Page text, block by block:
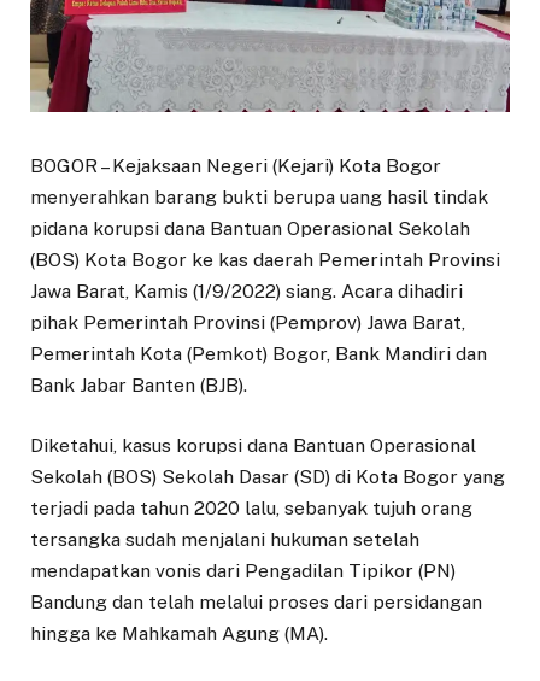
BOGOR – Kejaksaan Negeri (Kejari) Kota Bogor
menyerahkan barang bukti berupa uang hasil tindak
pidana korupsi dana Bantuan Operasional Sekolah
(BOS) Kota Bogor ke kas daerah Pemerintah Provinsi
Jawa Barat, Kamis (1/9/2022) siang. Acara dihadiri
pihak Pemerintah Provinsi (Pemprov) Jawa Barat,
Pemerintah Kota (Pemkot) Bogor, Bank Mandiri dan
Bank Jabar Banten (BJB).
Diketahui, kasus korupsi dana Bantuan Operasional
Sekolah (BOS) Sekolah Dasar (SD) di Kota Bogor yang
terjadi pada tahun 2020 lalu, sebanyak tujuh orang
tersangka sudah menjalani hukuman setelah
mendapatkan vonis dari Pengadilan Tipikor (PN)
Bandung dan telah melalui proses dari persidangan
hingga ke Mahkamah Agung (MA).